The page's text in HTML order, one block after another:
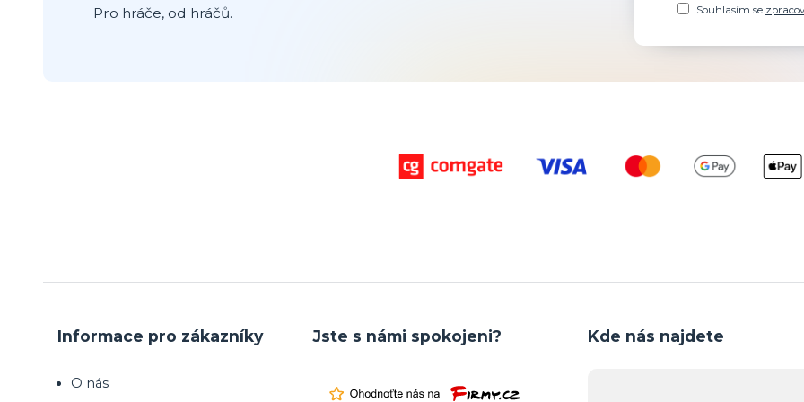
Pro hráče, od hráčů. Souhlasím se
Informace pro zákazníky
O nás
Jste s námi spokojeni? Kde nás najdete